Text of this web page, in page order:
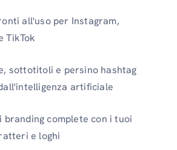
all'uso per Instagram,
TikTok
sottotitoli e persino hashtag
artificiale
branding complete con i tuoi
e loghi